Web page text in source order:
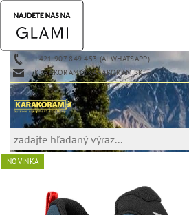
+421 907 849 453 (AJ WHATSAPP)
KARAKORAM@KARAKORAM.SK
NOVINKA